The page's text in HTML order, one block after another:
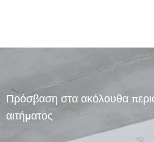
Πρόσβαση στα ακόλουθα
αιτήματος